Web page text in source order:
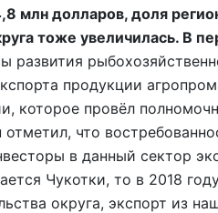
млн долларов, доля
тоже увеличилась. В
развития
продукции
которое провёл
что
в данный сектор
Чукотки, то в 2018
округа, экспорт из